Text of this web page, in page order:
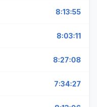
8:13:55
8:03:11
8:27:08
7:34:27